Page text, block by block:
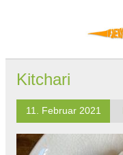
Kitchari
11. Februar 2021